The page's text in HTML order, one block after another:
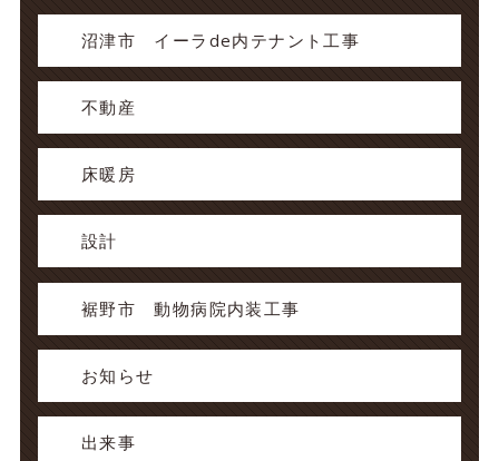
沼津市 イーラde内テナント工事
不動産
床暖房
設計
裾野市 動物病院内装工事
お知らせ
出来事